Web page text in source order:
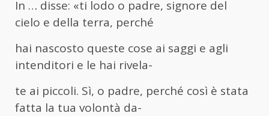
In … disse: «ti lodo o padre, signore del
cielo e della terra, perché
hai nascosto queste cose ai saggi e agli
intenditori e le hai rivela-
te ai piccoli. Sì, o padre, perché così è stata
fatta la tua volontà da-